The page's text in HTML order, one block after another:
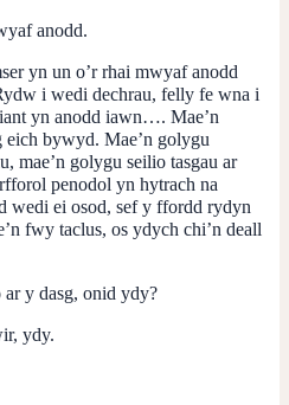
anodd.
yn un o’r rhai mwyaf anodd
i wedi dechrau, felly fe wna i
yn anodd iawn…. Mae’n
bywyd. Mae’n golygu
mae’n golygu seilio tasgau ar
penodol yn hytrach na
wedi ei osod, sef y ffordd rydyn
fwy taclus, os ydych chi’n deall
y dasg, onid ydy?
ydy.